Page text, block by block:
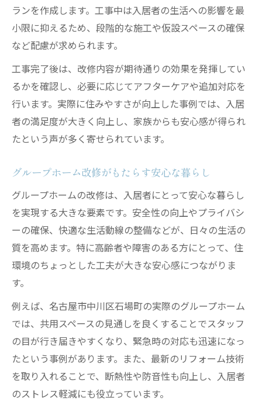
グループホーム改修に必要な書類や手続き
安全性を確保するための改修工事チェック
リスト
グループホーム改修の費用や負担軽減策に
ついて
介護保険利用を意識した改修工事の進め方
介護保険を活用したグループホーム改修の
流れ
ント
介護保険利用でグループホーム改修を賢く
進める
グループホーム改修工事の給付対象と注意
点
生活支援が充実する住まい作りのコツ
グループホーム改修で実現する生活支援環
境
日常生活が快適になるグループホーム改修
工夫
ランを作成します。工事中は入居者の生活への影響を最
小限に抑えるため、段階的な施工や仮設スペースの確保
など配慮が求められます。
工事完了後は、改修内容が期待通りの効果を発揮してい
るかを確認し、必要に応じてアフターケアや追加対応を
行います。実際に住みやすさが向上した事例では、入居
者の満足度が大きく向上し、家族からも安心感が得られ
たという声が多く寄せられています。
グループホーム改修がもたらす安心な暮らし
グループホームの改修は、入居者にとって安心な暮らし
を実現する大きな要素です。安全性の向上やプライバシ
ーの確保、快適な生活動線の整備などが、日々の生活の
質を高めます。特に高齢者や障害のある方にとって、住
環境のちょっとした工夫が大きな安心感につながりま
す。
例えば、名古屋市中川区石場町の実際のグループホーム
では、共用スペースの見通しを良くすることでスタッフ
の目が行き届きやすくなり、緊急時の対応も迅速になっ
たという事例があります。また、最新のリフォーム技術
を取り入れることで、断熱性や防音性も向上し、入居者
のストレス軽減にも役立っています。